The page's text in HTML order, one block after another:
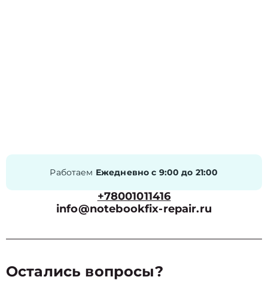
Работаем Ежедневно с 9:00 до 21:00
+78001011416
info@notebookfix-repair.ru
Остались вопросы?